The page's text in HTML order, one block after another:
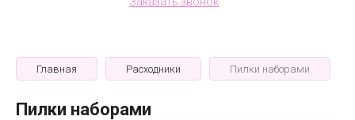
Главная Расходники Пилки наборами
Пилки наборами